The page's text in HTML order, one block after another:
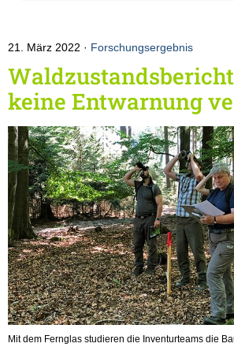
21. März 2022 Forschungsergebnis
keine Entwarnung
Mit dem Fernglas studieren die Inventurteams die